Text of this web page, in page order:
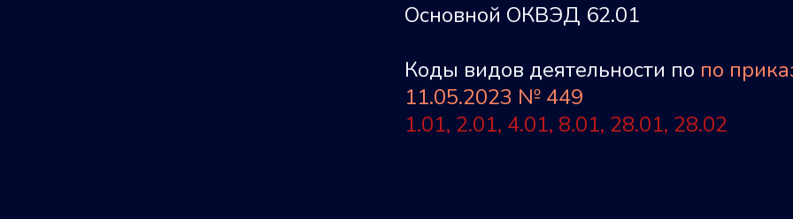
Основной ОКВЭД 62.01
Коды видов деятельности по по
11.05.2023 № 449
1.01, 2.01, 4.01, 8.01, 28.01, 28.02